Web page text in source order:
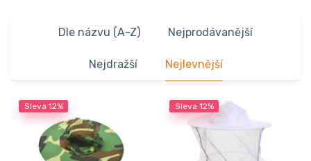
Dle názvu (A-Z) Nejprodávanější
Nejdražší Nejlevnější
Sleva 12% Sleva 12%